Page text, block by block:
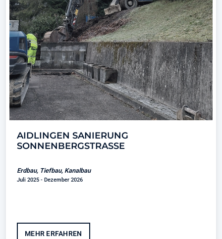
AIDLINGEN SANIERUNG
SONNENBERGSTRASSE
Erdbau, Tiefbau, Kanalbau
Juli 2025 - Dezember 2026
MEHR ERFAHREN